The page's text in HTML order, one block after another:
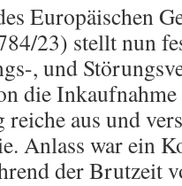
Europäischen
23) stellt nun
, und
die
aus und
Anlass war ein
der Brutzeit